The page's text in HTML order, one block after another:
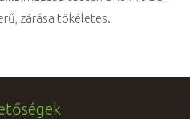
zárása tökéletes.